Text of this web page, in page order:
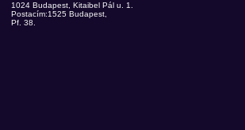
1024 Budapest, Kitaibel Pál u. 1.
Postacím:1525 Budapest,
Pf. 38.